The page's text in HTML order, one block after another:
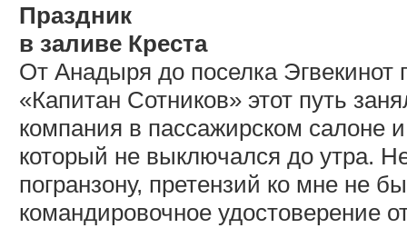
Праздник
в заливе Креста
От Анадыря до поселка
«Капитан Сотников» этот путь
компания в пассажирском
который не выключался до утра.
погранзону, претензий ко мне не
командировочное удостоверение